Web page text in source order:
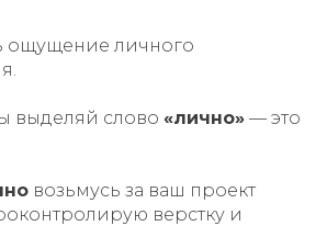
ощущение личного
выделяй слово «лично» — это
возьмусь за ваш проект
верстку и